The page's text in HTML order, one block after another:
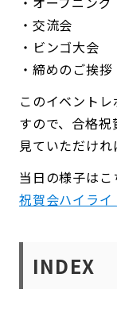
・交流会
・ビンゴ大会
・締めのご挨拶
このイベント
すので、合格
見ていただけれ
当日の様子はこ
祝賀会ハイライ
INDEX